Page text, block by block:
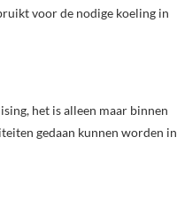
voor de nodige koeling in
het is alleen maar binnen
gedaan kunnen worden in